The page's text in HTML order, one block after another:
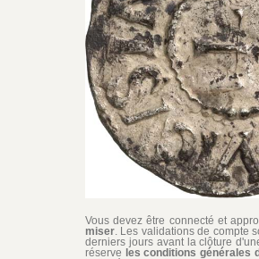
Vous devez être connecté et
miser. Les validations de compte
derniers jours avant la clôture
réserve les conditions générales